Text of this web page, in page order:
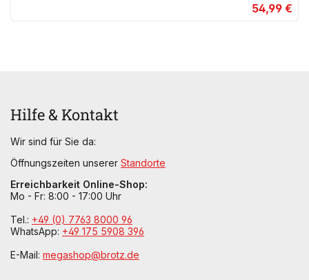
54,99 €
Hilfe & Kontakt
Wir sind für Sie da:
Öffnungszeiten unserer Standorte
Erreichbarkeit Online-Shop:
Mo - Fr: 8:00 - 17:00 Uhr
Tel.: +49 (0) 7763 8000 96
WhatsApp: +49 175 5908 396
E-Mail: megashop@brotz.de